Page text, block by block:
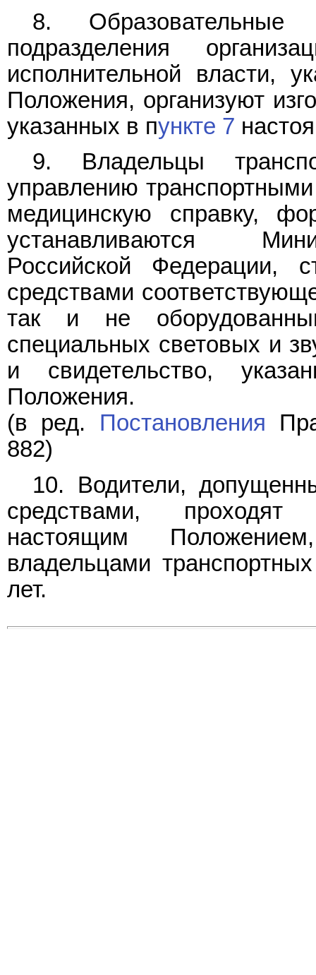
8. Образовательные
подразделения
исполнительной власти,
Положения, организуют
указанных в пункте 7
9. Владельцы
управлению
медицинскую справку,
устанавливаются
Российской Федерации,
средствами
так и не
специальных световых и
и свидетельство,
Положения.
(в ред. Постановления
882)
10. Водители,
средствами, проходят
настоящим
владельцами
лет.